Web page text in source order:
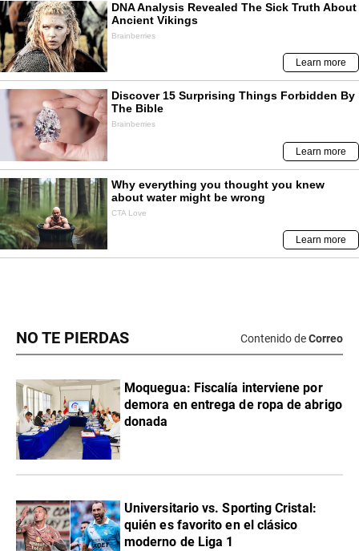
NO TE PIERDAS Contenido deCorreo
Moquegua: Fiscalía interviene por
demora en entrega de ropa de abrigo
donada
Universitario vs. Sporting Cristal:
quién es favorito en el clásico
moderno de Liga 1